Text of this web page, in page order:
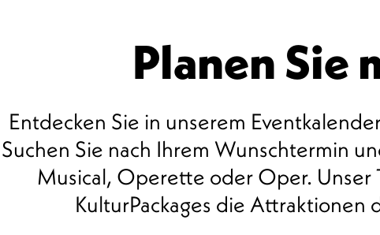
Planen Sie
Entdecken Sie in unserem
Suchen Sie nach Ihrem Wunschtermin
Musical, Operette oder Oper. Unser
KulturPackages die
00 Uhr